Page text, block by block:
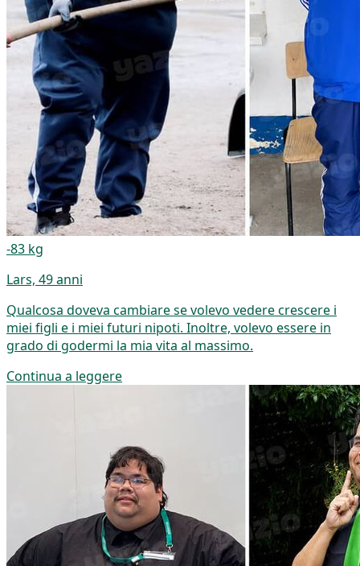
-83 kg
Lars, 49 anni
Qualcosa doveva cambiare se volevo vedere crescere i
miei figli e i miei futuri nipoti. Inoltre, volevo essere in
grado di godermi la mia vita al massimo.
Continua a leggere